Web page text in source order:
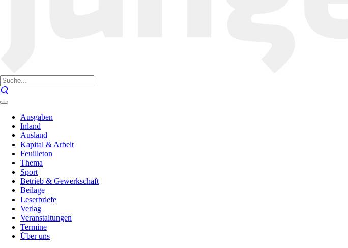
Ausgaben
Inland
Ausland
Kapital & Arbeit
Feuilleton
Thema
Sport
Betrieb & Gewerkschaft
Beilage
Leserbriefe
Verlag
Veranstaltungen
Termine
Über uns